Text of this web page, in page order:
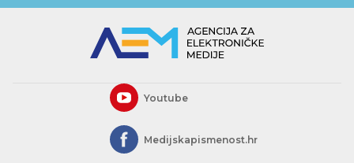
Youtube
Medijskapismenost.hr